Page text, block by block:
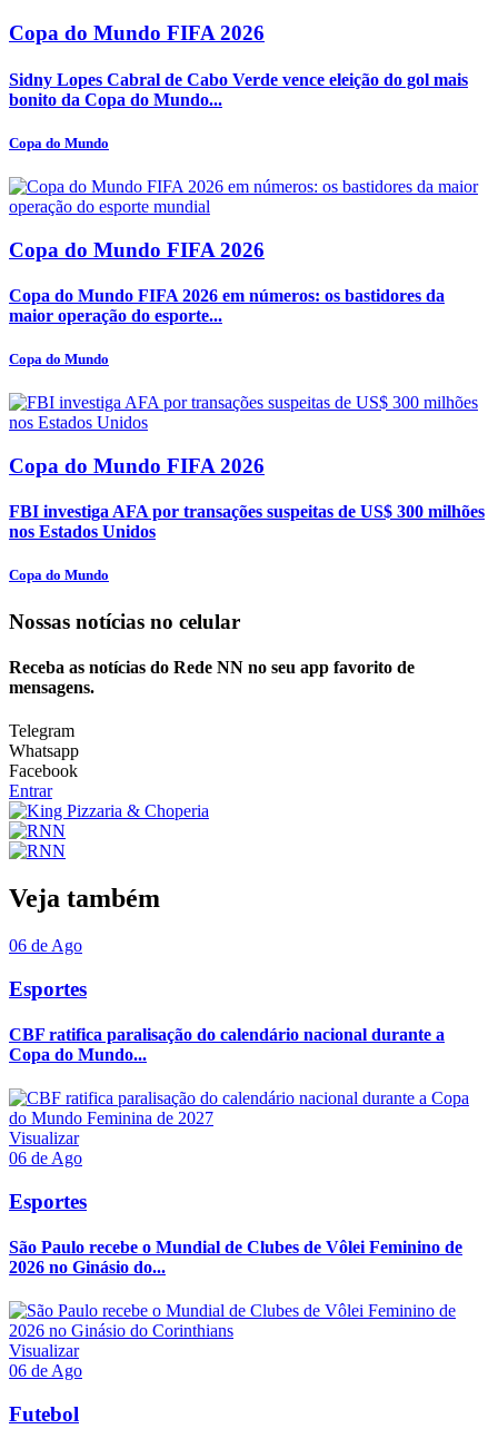
Copa do Mundo FIFA 2026
Sidny Lopes Cabral de Cabo Verde vence eleição do gol mais
bonito da Copa do Mundo...
Copa do Mundo
Copa do Mundo FIFA 2026
Copa do Mundo FIFA 2026 em números: os bastidores da
maior operação do esporte...
Copa do Mundo
Copa do Mundo FIFA 2026
FBI investiga AFA por transações suspeitas de US$ 300 milhões
nos Estados Unidos
Copa do Mundo
Nossas notícias no celular
Receba as notícias do Rede NN no seu app favorito de
mensagens.
Telegram
Whatsapp
Facebook
Entrar
Veja também
06 de Ago
Esportes
CBF ratifica paralisação do calendário nacional durante a
Copa do Mundo...
Visualizar
06 de Ago
Esportes
São Paulo recebe o Mundial de Clubes de Vôlei Feminino de
2026 no Ginásio do...
Visualizar
06 de Ago
Futebol